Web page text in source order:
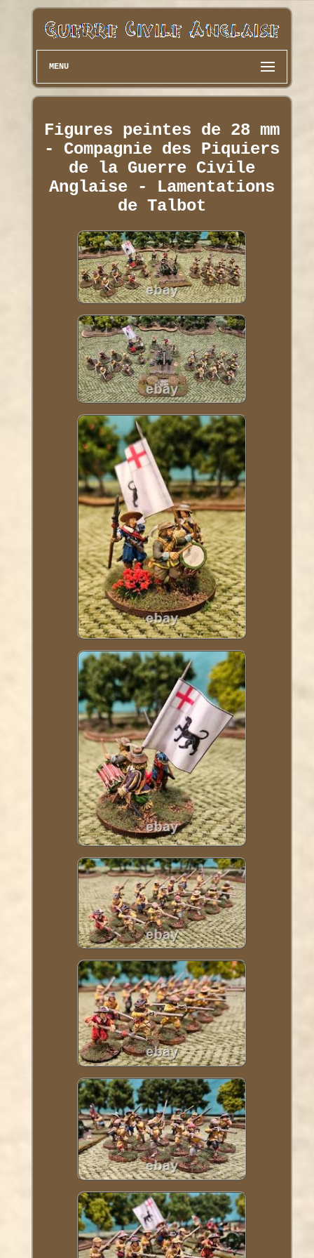
MENU
Figures peintes de 28 mm
- Compagnie des Piquiers
de la Guerre Civile
Anglaise - Lamentations
de Talbot